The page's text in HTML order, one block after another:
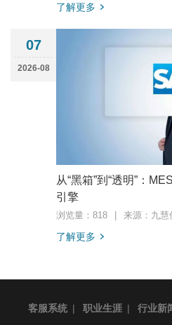
了解更多
07
2026-08
从“黑箱”到“透明”：
引擎
浏览量：818 来源：九慧
了解更多
客服系统 | 职业生涯 | 行业新